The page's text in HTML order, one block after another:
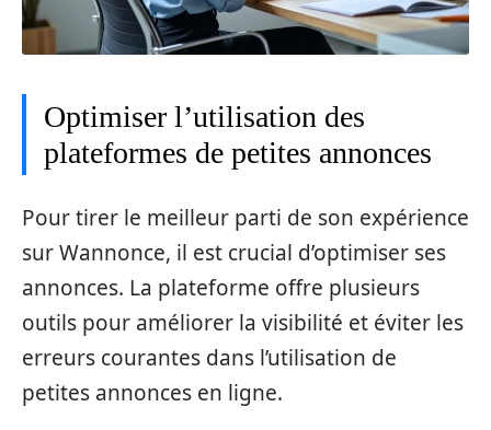
Optimiser l’utilisation des
plateformes de petites annonces
Pour tirer le meilleur parti de son expérience
sur Wannonce, il est crucial d’optimiser ses
annonces. La plateforme offre plusieurs
outils pour améliorer la visibilité et éviter les
erreurs courantes dans l’utilisation de
petites annonces en ligne.